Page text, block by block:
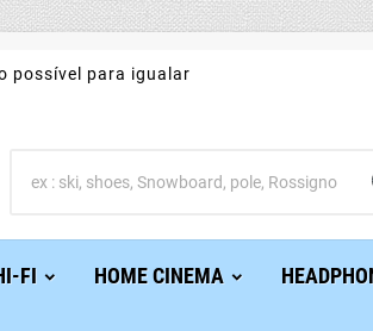
possível para igualar
FI HOME CINEMA